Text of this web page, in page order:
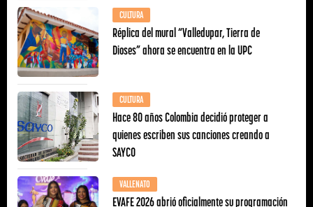
CULTURA
Réplica del mural “Valledupar, Tierra de
Dioses” ahora se encuentra en la UPC
CULTURA
Hace 80 años Colombia decidió proteger a
quienes escriben sus canciones creando a
SAYCO
VALLENATO
EVAFE 2026 abrió oficialmente su programación